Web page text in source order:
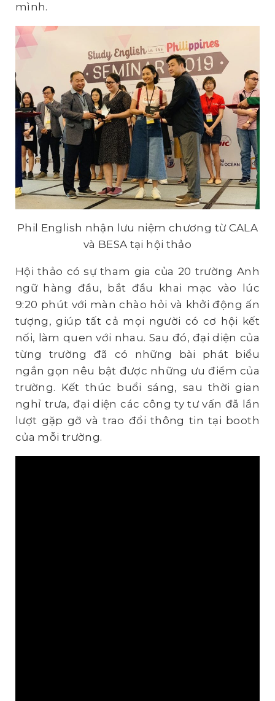
mình.
Phil English nhận lưu niệm chương từ CALA
và BESA tại hội thảo
Hội thảo có sự tham gia của 20 trường Anh
ngữ hàng đầu, bắt đầu khai mạc vào lúc
9:20 phút với màn chào hỏi và khởi động ấn
tượng, giúp tất cả mọi người có cơ hội kết
nối, làm quen với nhau. Sau đó, đại diện của
từng trường đã có những bài phát biểu
ngắn gọn nêu bật được những ưu điểm của
trường. Kết thúc buổi sáng, sau thời gian
nghỉ trưa, đại diện các công ty tư vấn đã lần
lượt gặp gỡ và trao đổi thông tin tại booth
của mỗi trường.